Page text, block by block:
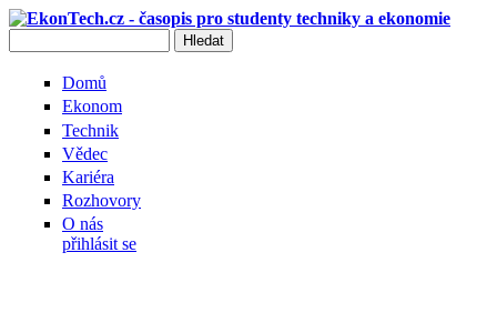
Přejít k hlavnímu obsahu
Domů
Ekonom
Technik
Vědec
Kariéra
Rozhovory
O nás
přihlásit se